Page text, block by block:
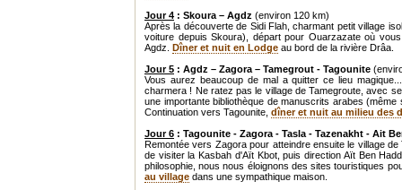
Jour 4 : Skoura – Agdz (environ 120 km)
Après la découverte de Sidi Flah, charmant petit village
voiture depuis Skoura), départ pour Ouarzazate où
Agdz. Dîner et nuit en Lodge au bord de la rivière Drâa.
Jour 5 : Agdz – Zagora – Tamegrout - Tagounite
Vous aurez beaucoup de mal a quitter ce lieu
charmera ! Ne ratez pas le village de Tamegroute, avec
une importante bibliothèque de manuscrits arabes
Continuation vers Tagounite, dîner et nuit au milieu des
Jour 6 : Tagounite - Zagora - Tasla - Tazenakht - Ait
Remontée vers Zagora pour atteindre ensuite le village
de visiter la Kasbah d'Aït Kbot, puis direction Aït Ben
philosophie, nous nous éloignons des sites touristiques
au village dans une sympathique maison.